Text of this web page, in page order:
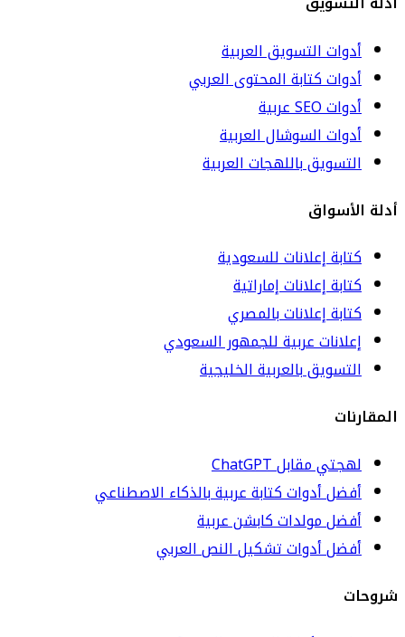
أدوات التسويق العربية
أدوات كتابة المحتوى العربي
أدوات SEO عربية
أدوات السوشال العربية
التسويق باللهجات العربية
أدلة الأسواق
كتابة إعلانات للسعودية
كتابة إعلانات إماراتية
كتابة إعلانات بالمصري
إعلانات عربية للجمهور السعودي
التسويق بالعربية الخليجية
المقارنات
لهجتي مقابل ChatGPT
أفضل أدوات كتابة عربية بالذكاء الاصطناعي
أفضل مولدات كابشن عربية
أفضل أدوات تشكيل النص العربي
شروحات